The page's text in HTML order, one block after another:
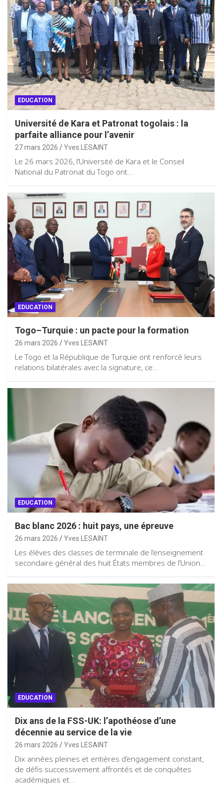
EDUCATION
Université de Kara et Patronat togolais : la
parfaite alliance pour l’avenir
27 mars 2026 Yves LESAINT
Le 26 mars 2026, l’Université de Kara et le Conseil
National du Patronat du Togo ont…
EDUCATION
Togo–Turquie : un pacte pour la formation
26 mars 2026 Yves LESAINT
Le Togo et la République de Turquie ont renforcé leurs
relations bilatérales avec la signature, ce…
EDUCATION
Bac blanc 2026 : huit pays, une épreuve
26 mars 2026 Yves LESAINT
Les élèves des classes de terminale de l’enseignement
secondaire général des huit États membres de l’Union…
EDUCATION
Dix ans de la FSS-UK: l’apothéose d’une
décennie au service de la vie
26 mars 2026 Yves LESAINT
Dix années pleines et entières d’engagement constant,
de défis successivement affrontés et de conquêtes
académiques et…